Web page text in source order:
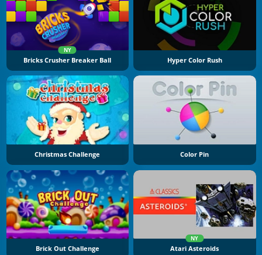
NY
Bricks Crusher Breaker Ball Hyper Color Rush
Christmas Challenge Color Pin
Brick Out Challenge
NY
Atari Asteroids